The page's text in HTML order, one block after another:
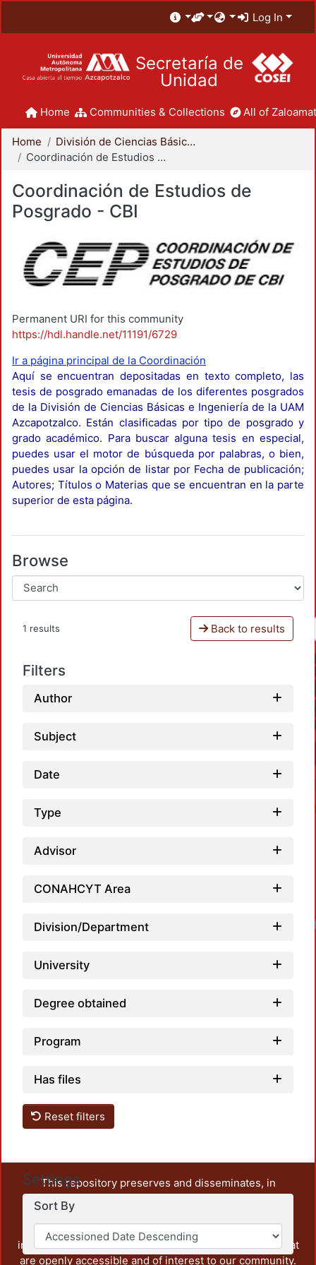
Log In
Secretaría de
Unidad
Home Communities & Collections All of
Home
División de Ciencias Básicas e Ingeniería
Coordinación de Estudios de Posgrado - CBI
Coordinación de Estudios de
Posgrado - CBI
Permanent URI for this community
https://hdl.handle.net/11191/6729
Ir a página principal de la Coordinación
Aquí se encuentran depositadas en texto completo, las
tesis de posgrado emanadas de los diferentes posgrados
de la División de Ciencias Básicas e Ingeniería de la UAM
Azcapotzalco. Están clasificadas por tipo de posgrado y
grado académico. Para buscar alguna tesis en especial,
puedes usar el motor de búsqueda por palabras, o bien,
puedes usar la opción de listar por Fecha de publicación;
Autores; Títulos o Materias que se encuentran en la parte
superior de esta página.
Browse
1 results Back to results
Filters
Author
Subject
Date
Type
Advisor
CONAHCYT Area
Division/Department
University
Degree obtained
Program
Has files
Reset filters
Settings
Sort By
This repository preserves and disseminates, in
unrestricted open access, the teaching and research
output of UAM Azcapotzalco. It also includes some
administrative and graphic documents from the
institution, as well as content from other institutions that
are openly accessible and of interest to our community.